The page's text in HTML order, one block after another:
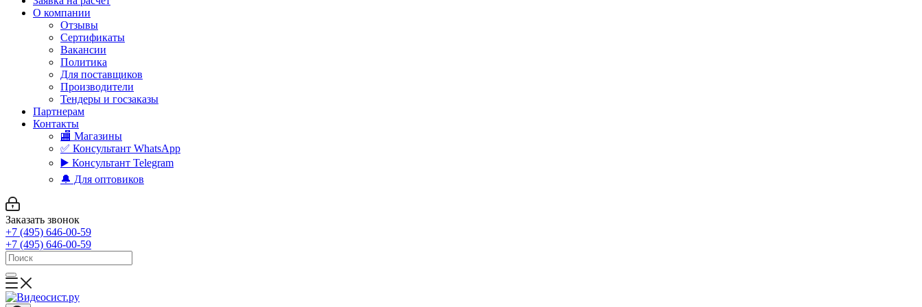
О компании
Отзывы
Сертификаты
Вакансии
Политика
Для поставщиков
Производители
Тендеры и госзаказы
Партнерам
Контакты
🏬 Магазины
✅️ Консультант WhatsApp
▶️ Консультант Telegram
🔔 Для оптовиков
Заказать звонок
+7 (495) 646-00-59
+7 (495) 646-00-59